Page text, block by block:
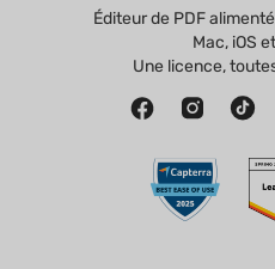
Éditeur de PDF
Mac, iOS
Une licence,